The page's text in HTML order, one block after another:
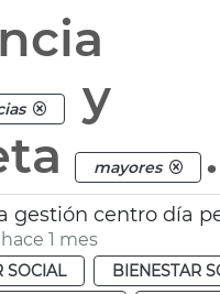
y
mayores .
1 mes
SOCIAL
BIENESTAR